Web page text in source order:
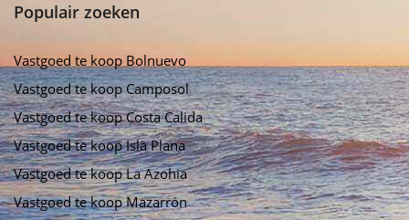
Populair zoeken
Vastgoed te koop Bolnuevo
Vastgoed te koop Camposol
Vastgoed te koop Costa Calida
Vastgoed te koop Isla Plana
Vastgoed te koop La Azohia
Vastgoed te koop Mazarrón